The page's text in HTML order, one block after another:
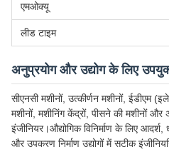
एमओक्यू
लीड टाइम
अनुप्रयोग और उद्योग के लिए
सीएनसी मशीनों, उत्कीर्णन मशीनों, ईडीएम
मशीनों, मशीनिंग केंद्रों, पीसने की मशीनों
इंजीनियर।औद्योगिक विनिर्माण के लिए
और उपकरण निर्माण उद्योगों में सटीक